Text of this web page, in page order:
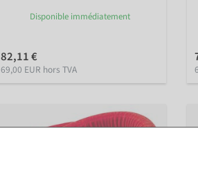
Disponible immédiatement
82,11 €
69,00 EUR hors TVA